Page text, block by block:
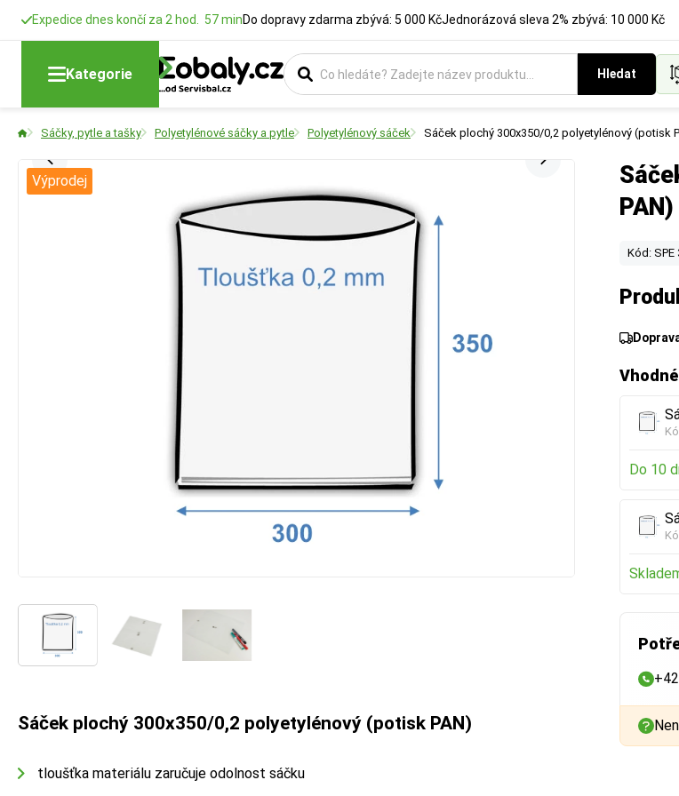
Expedice dnes končí za 2 hod. 57 minDo dopravy zdarma zbývá: 5 000 KčJednorázová sleva 2% zbývá: 10 000 Kč
Kategorie Hledat
Sáčky, pytle a tašky Polyetylénové sáčky a pytle Polyetylénový sáček Sáček plochý 300x350/0,2 polyetylénový (potisk
PAN)
Kód: SPE
Do 10
Výprodej
Sáček plochý 300x350/0,2 polyetylénový (potisk PAN)
tloušťka materiálu zaručuje odolnost sáčku